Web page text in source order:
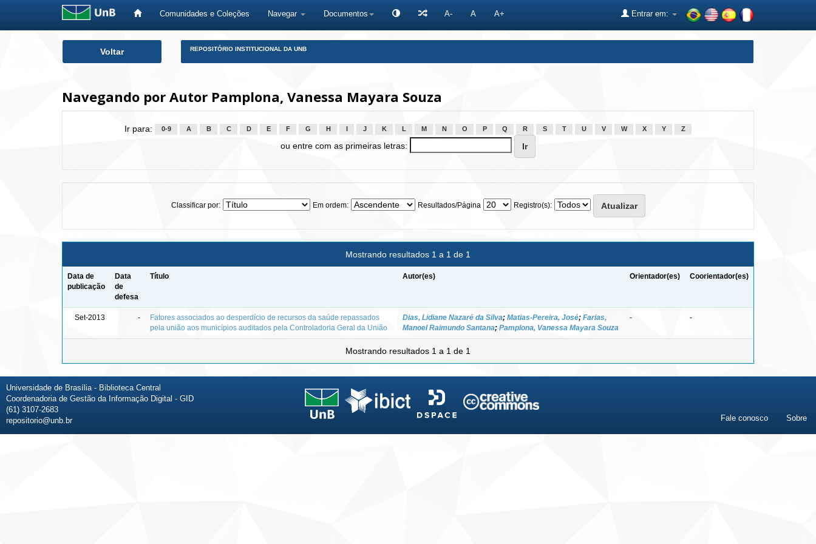
Comunidades e Coleções Navegar Documentos A- A A+ Entrar em:
Voltar REPOSITÓRIO INSTITUCIONAL DA UNB
Navegando por Autor Pamplona, Vanessa Mayara Souza
Ir para: 0-9 A B C D E F G H J K L M N O P Q R S T U V W X Y Z
ou entre com as primeiras letras:
Classificar por: Em ordem: Resultados/Página Registro(s):
Mostrando resultados 1 a 1 de 1
Data de
publicação
Data
de
defesa
Título Autor(es) Orientador(es) Coorientador(es)
Set-2013 -
Fatores associados ao desperdício de recursos da saúde repassados
pela união aos municípios auditados pela Controladoria Geral da União
Dias, Lidiane Nazaré da Silva; Matias-Pereira, José; Farias,
Manoel Raimundo Santana; Pamplona, Vanessa Mayara Souza
- -
Mostrando resultados 1 a 1 de 1
Universidade de Brasília - Biblioteca Central
Coordenadoria de Gestão da Informação Digital - GID
(61) 3107-2683
repositorio@unb.br
Fale conosco Sobre